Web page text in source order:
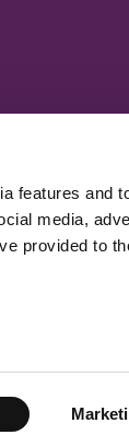
features and
media,
provided to